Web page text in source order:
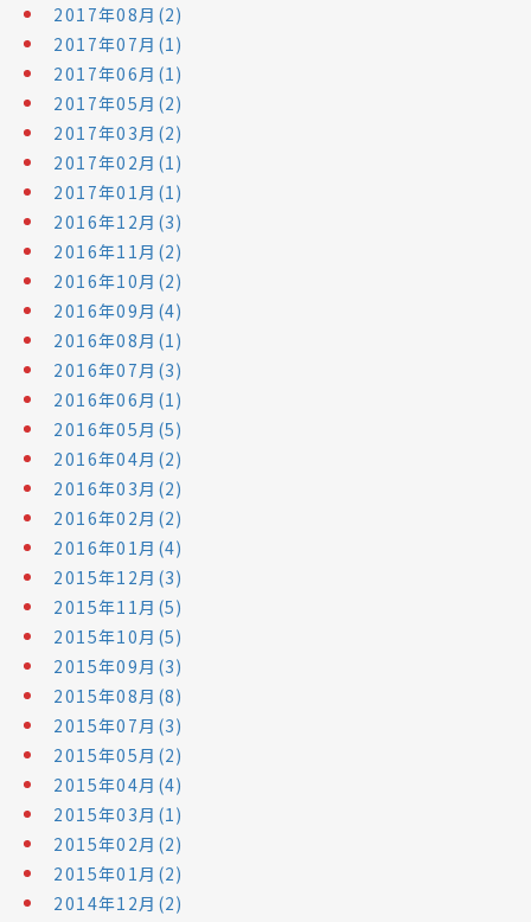
2017年08月(2)
2017年07月(1)
2017年06月(1)
2017年05月(2)
2017年03月(2)
2017年02月(1)
2017年01月(1)
2016年12月(3)
2016年11月(2)
2016年10月(2)
2016年09月(4)
2016年08月(1)
2016年07月(3)
2016年06月(1)
2016年05月(5)
2016年04月(2)
2016年03月(2)
2016年02月(2)
2016年01月(4)
2015年12月(3)
2015年11月(5)
2015年10月(5)
2015年09月(3)
2015年08月(8)
2015年07月(3)
2015年05月(2)
2015年04月(4)
2015年03月(1)
2015年02月(2)
2015年01月(2)
2014年12月(2)